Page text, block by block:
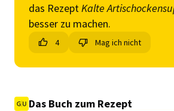
das RezeptKalte
besser zu machen.
4 Mag ich nicht
Das Buch zum Rezept